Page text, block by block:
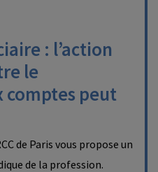
: l’action
le
comptes peut
de Paris vous propose un
de la profession.